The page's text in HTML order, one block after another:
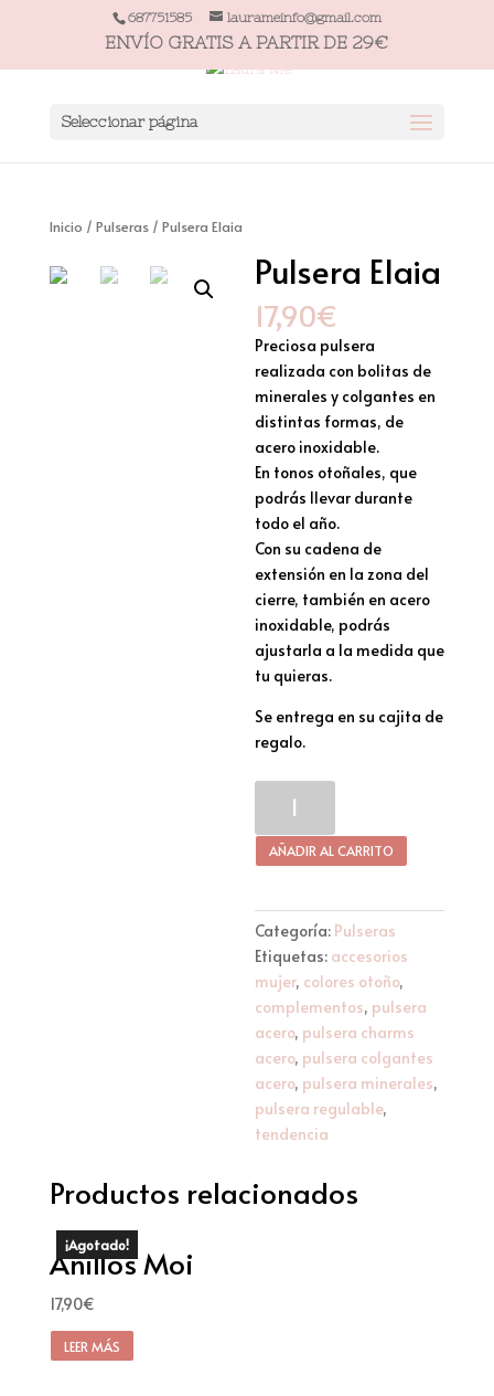
687751585 laurameinfo@gmail.com
ENVÍO GRATIS A PARTIR DE 29€
Seleccionar página
Inicio / Pulseras/ Pulsera Elaia
Pulsera Elaia
17,90€
Preciosa pulsera
realizada con bolitas de
minerales y colgantes en
distintas formas, de
acero inoxidable.
En tonos otoñales, que
podrás llevar durante
todo el año.
Con su cadena de
extensión en la zona del
cierre, también en acero
inoxidable, podrás
ajustarla a la medida que
tu quieras.
Se entrega en su cajita de
regalo.
cantidad
AÑADIR AL CARRITO
Categoría: Pulseras
Etiquetas: accesorios
mujer, colores otoño,
complementos, pulsera
acero, pulsera charms
acero, pulsera colgantes
acero, pulsera minerales,
pulsera regulable,
tendencia
Productos relacionados
¡Agotado!
Anillos Moi
17,90€
LEER MÁS